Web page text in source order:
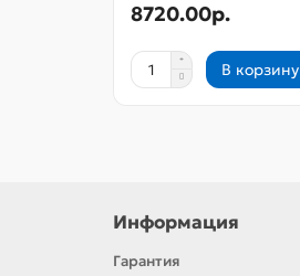
8720.00р.
В корзину
Информация
Гарантия